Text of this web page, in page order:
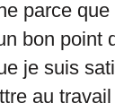
parce
bon point
je suis
au